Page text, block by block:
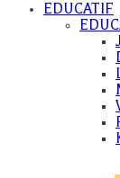
EDUCATIF